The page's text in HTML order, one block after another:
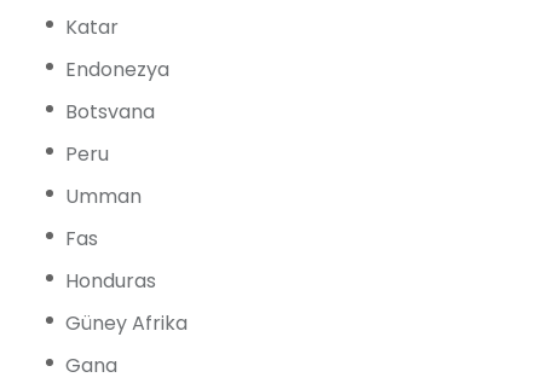
Katar
Endonezya
Botsvana
Peru
Umman
Fas
Honduras
Güney Afrika
Gana